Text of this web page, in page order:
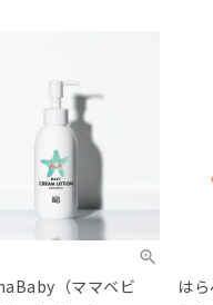
（ママベビ
は